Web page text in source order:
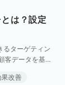
は？設定
るターゲティン
客データを基に
[…]
改善